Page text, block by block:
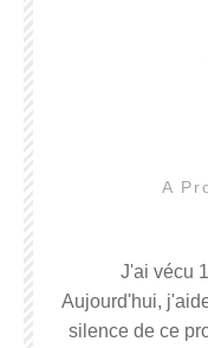
A
J'ai vécu
Aujourd'hui,
silence de ce